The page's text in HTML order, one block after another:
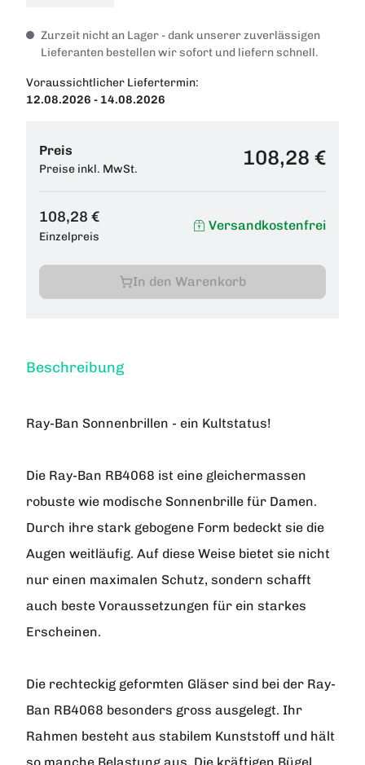
Zurzeit nicht an Lager - dank unserer zuverlässigen
Lieferanten bestellen wir sofort und liefern schnell.
Voraussichtlicher Liefertermin:
12.08.2026 - 14.08.2026
Preis
Preise inkl. MwSt. 108,28 €
108,28 €
Einzelpreis
Versandkostenfrei
In den Warenkorb
Beschreibung
Ray-Ban Sonnenbrillen - ein Kultstatus!
Die Ray-Ban RB4068 ist eine gleichermassen
robuste wie modische Sonnenbrille für Damen.
Durch ihre stark gebogene Form bedeckt sie die
Augen weitläufig. Auf diese Weise bietet sie nicht
nur einen maximalen Schutz, sondern schafft
auch beste Voraussetzungen für ein starkes
Erscheinen.
Die rechteckig geformten Gläser sind bei der Ray-
Ban RB4068 besonders gross ausgelegt. Ihr
Rahmen besteht aus stabilem Kunststoff und hält